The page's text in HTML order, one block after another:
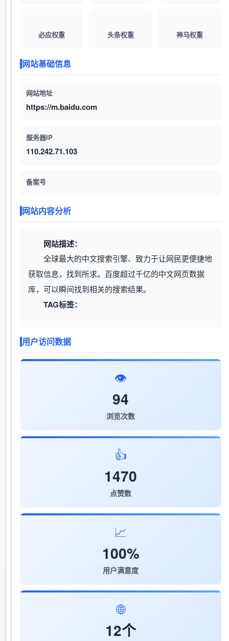
必应权重 头条权重 神马权重
网站基础信息
网站地址
https://m.baidu.com
服务器IP
110.242.71.103
备案号
网站内容分析
网站描述：
全球最大的中文搜索引擎、致力于让网民更便捷地
获取信息，找到所求。百度超过千亿的中文网页数据
库，可以瞬间找到相关的搜索结果。
TAG标签：
用户访问数据
👁️
94
浏览次数
👍
1470
点赞数
📈
100%
用户满意度
🌐
12个